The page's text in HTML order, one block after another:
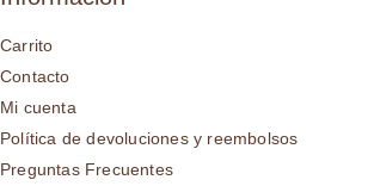
Carrito
Contacto
Mi cuenta
Política de devoluciones y reembolsos
Preguntas Frecuentes